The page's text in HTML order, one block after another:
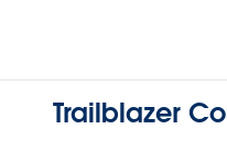
Trailblazer